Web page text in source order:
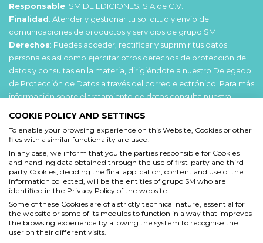
Responsable: SM DE EDICIONES, S.A de C.V.
Finalidad: Atender y gestionar tu solicitud y envío de
comunicaciones de productos y servicios de grupo SM.
Derechos: Puedes acceder, rectificar y suprimir tus datos
personales así como ejercitar otros derechos de protección de
datos y consultas en la materia, dirigiéndote a nuestro Delegado
de Protección de Datos a través del correo electrónico. Para más
información sobre el tratamiento de datos consulta nuestra
Acepto
He leído y acepto las Condiciones de usoy la
Política de privacidad
Acepto
Deseo recibir comunicaciones comerciales de grupo SM
Enviar
COOKIE POLICY AND SETTINGS
To enable your browsing experience on this Website, Cookies or other
files with a similar functionality are used.
In any case, we inform that you the parties responsible for Cookies
and handling data obtained through the use of first-party and third-
party Cookies, deciding the final application, content and use of the
information collected, will be the entities of grupo SM who are
identified in the Privacy Policy of the website.
Some of these Cookies are of a strictly technical nature, essential for
the website or some of its modules to function in a way that improves
the browsing experience by allowing the system to recognise the
user on their different visits.